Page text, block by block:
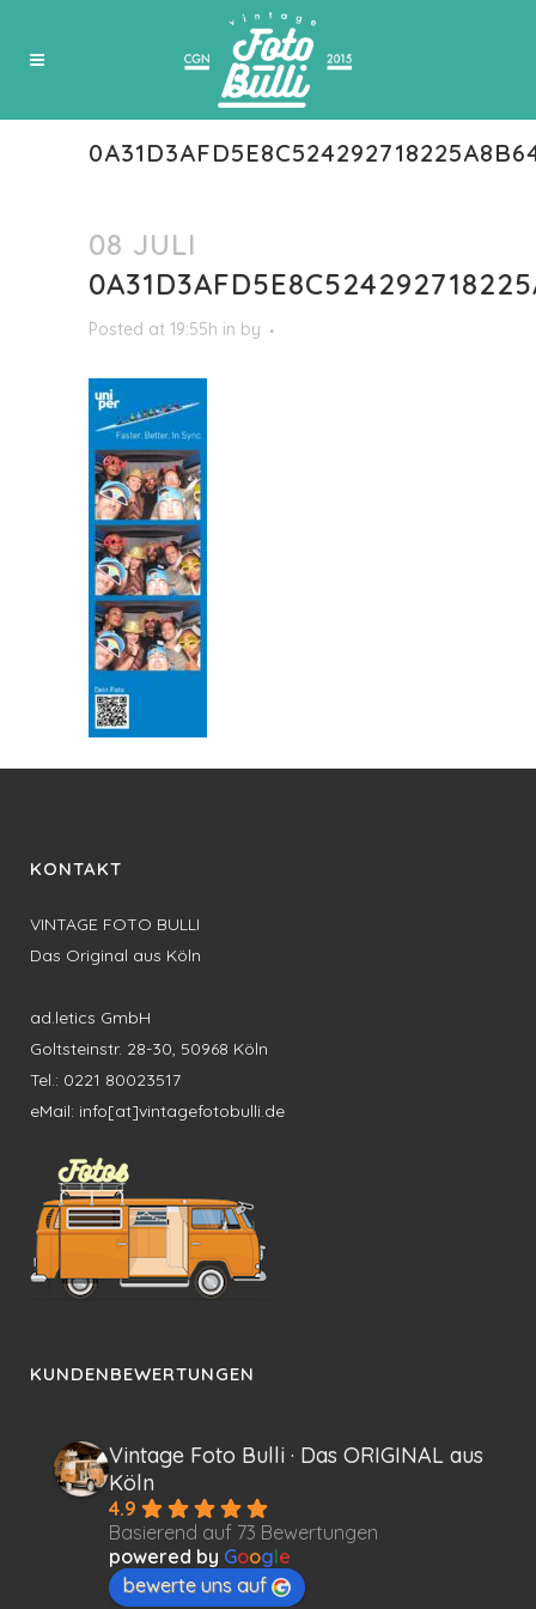
08 JULI
Posted at 19:55h in by
KONTAKT
VINTAGE FOTO BULLI
Das Original aus Köln
ad.letics GmbH
Goltsteinstr. 28-30, 50968 Köln
Tel.: 0221 80023517
eMail: info[at]vintagefotobulli.de
KUNDENBEWERTUNGEN
Vintage Foto Bulli · Das ORIGINAL aus
Köln
4.9
Basierend auf 73 Bewertungen
powered by Google
bewerte uns auf